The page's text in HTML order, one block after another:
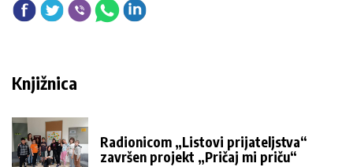
Knjižnica
Radionicom „Listovi prijateljstva“
završen projekt „Pričaj mi priču“